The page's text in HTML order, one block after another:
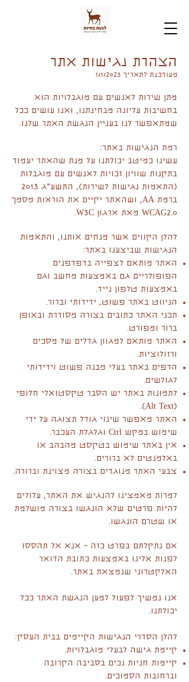
הצהרת נגישות אתר
מעודכנת לתאריך 1/1/2023
מתן שירות לאנשים עם מוגבלויות הוא
בחשיבות עליונה מבחינתנו, ואנו עושים ככל
שמתאפשר לנו בעניין הנגשת האתר שלנו.
רמת הנגישות באתר:
עשינו כמיטב יכולתנו על מנת שהאתר יעמוד
בתקנות שוויון זכויות לאנשים עם מוגבלות
(התאמות נגישות לשירות), התשע"ג 2013
ברמת AA, ושהאתר יקיים את הוראות מסמך
WCAG2.0 מאת ארגון W3C.
​להלן הקווים אשר מנחים אותנו, והתאמות
הנגישות שביצענו באתר:
האתר מותאם לצפייה בדפדפנים
הפופולריים גם באמצעות מחשב וגם
באמצעות טלפון נייד.
הניווט באתר פשוט, ידידותי וברור.
תכני האתר כתובים בצורה מסודרת ובאופן
ברור ומפורט.
האתר מותאם למגוון גדלים של מסכים
ורזולוציות.
הדפים באתר בעלי מבנה פשוט וידידותי
לגולשים.
לתמונות באתר יש הסבר טקסטואלי חלופי
(Alt Text).
האתר מאפשר שינוי גודל תצוגה על ידי
שימוש במקש Ctrl וגלגלת העכבר.
אין באתר שימוש בטקסט מהבהב או
באלמנטים לא ברורים.
צבעי האתר מנוגדים בצורה מצוינת וברורה.
למרות מאמצינו להנגיש את האתר, עלולים
להיות פרטים שלא הונגשו בצורה מושלמת
או שטרם הונגשו.
אם נתקלתם בפרט כזה – אנא אל תהססו
לפנות אלינו באמצעות כתובת הדואר
האלקטרוני שנמצאת באתר.
אנו נמשיך לפעול למען הנגשת האתר ככל
יכולתנו.
להלן הסדרי הנגישות הקיימים בבית העסק:
קיימת גישה לבעלי מוגבלויות.
קיימות חניות נכים בסביבה הקרובה
וברחובות הסמוכים.